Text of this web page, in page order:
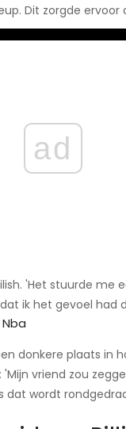
Dit zorgde
ad
'Het stuurde me
ik het gevoel
donkere plaats in
vriend zou
wordt